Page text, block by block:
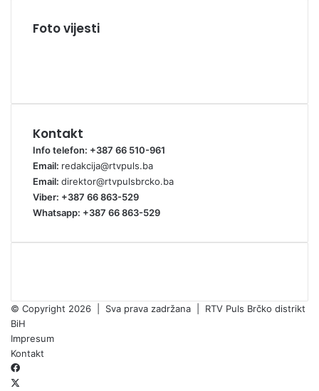
Foto vijesti
Kontakt
Info telefon: +387 66 510-961
Email: redakcija@rtvpuls.ba
Email: direktor@rtvpulsbrcko.ba
Viber: +387 66 863-529
Whatsapp: +387 66 863-529
© Copyright 2026 | Sva prava zadržana | RTV Puls Brčko distrikt
BiH
Impresum
Kontakt